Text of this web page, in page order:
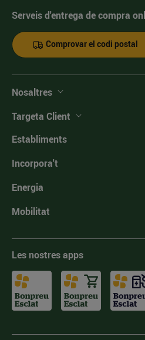
Serveis d'entrega de compra
Comprovar el codi postal
Nosaltres
Targeta Client
Establiments
Incorpora't
Energia
Mobilitat
Les nostres apps